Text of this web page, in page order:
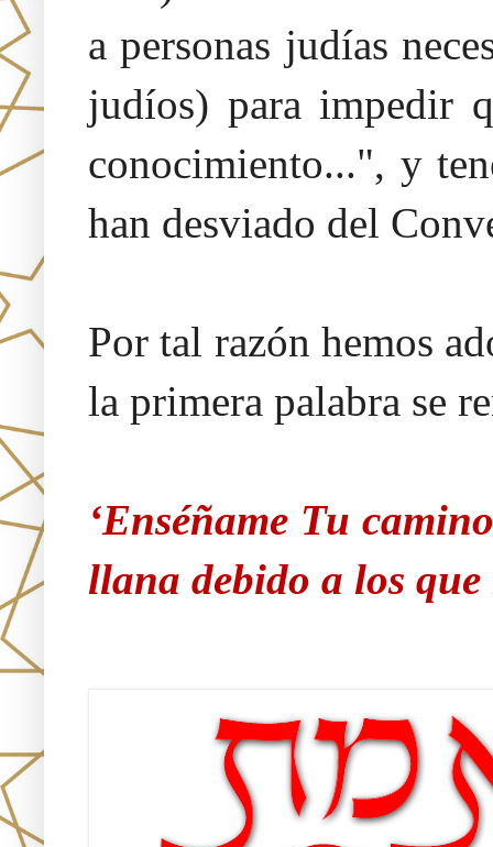
a personas judías
judíos) para impedir
conocimiento...", y
han desviado del
Por tal razón hemos
la primera palabra se
‘Enséñame Tu
llana debido a los que